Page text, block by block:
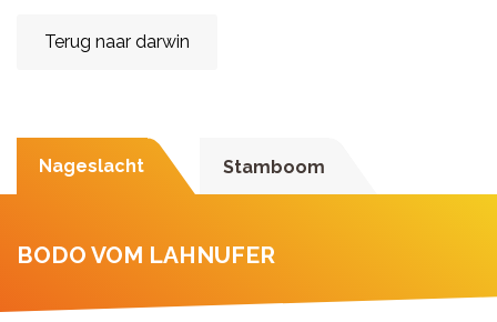
Terug naar darwin
Nageslacht Stamboom
BODO VOM LAHNUFER